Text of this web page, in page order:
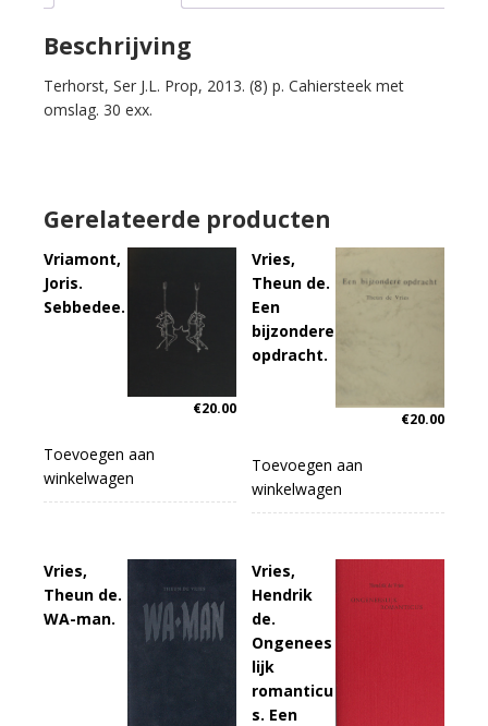
Observant.
Beschrijving
Terhorst, Ser J.L. Prop, 2013. (8) p. Cahiersteek met
omslag. 30 exx.
Gerelateerde producten
Vriamont,
Joris.
Sebbedee.
€20.00
Toevoegen aan
winkelwagen
Vries,
Theun de.
Een
bijzondere
opdracht.
€20.00
Toevoegen aan
winkelwagen
Vries,
Theun de.
WA-man.
Vries,
Hendrik
de.
Ongenees
lijk
romanticu
s. Een